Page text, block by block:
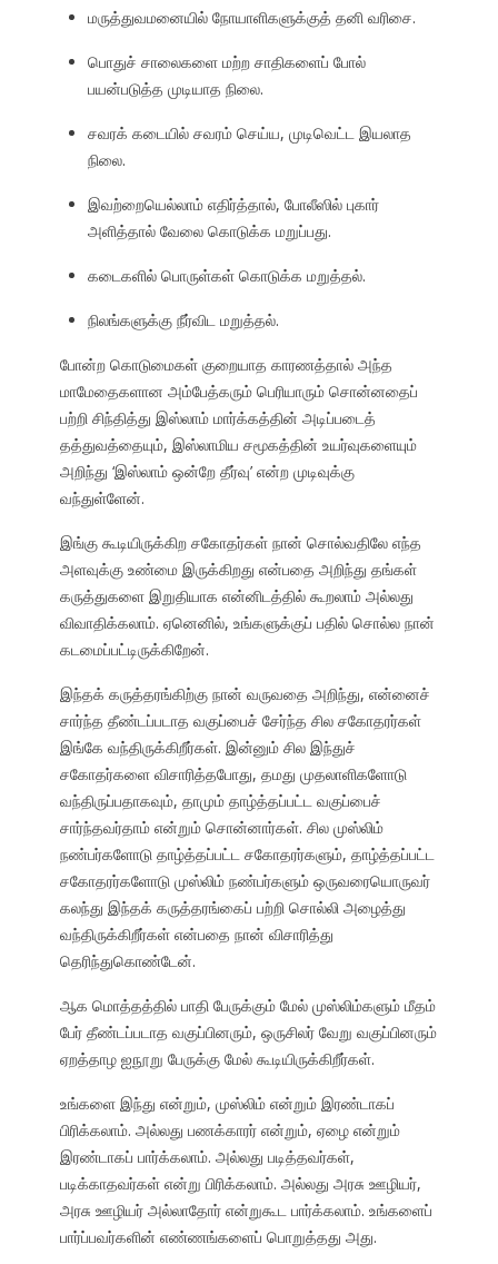
மருத்துவமனையில் நோயாளிகளுக்குத் தனி வரிசை.
பொதுச் சாலைகளை மற்ற சாதிகளைப் போல்
பயன்படுத்த முடியாத நிலை.
சவரக் கடையில் சவரம் செய்ய, முடிவெட்ட இயலாத
நிலை.
இவற்றையெல்லாம் எதிர்த்தால், போலீஸில் புகார்
அளித்தால் வேலை கொடுக்க மறுப்பது.
கடைகளில் பொருள்கள் கொடுக்க மறுத்தல்.
நிலங்களுக்கு நீர்விட மறுத்தல்.
போன்ற கொடுமைகள் குறையாத காரணத்தால் அந்த
மாமேதைகளான அம்பேத்கரும் பெரியாரும் சொன்னதைப்
பற்றி சிந்தித்து இஸ்லாம் மார்க்கத்தின் அடிப்படைத்
தத்துவத்தையும், இஸ்லாமிய சமூகத்தின் உயர்வுகளையும்
அறிந்து ‘இஸ்லாம் ஒன்றே தீர்வு’ என்ற முடிவுக்கு
வந்துள்ளேன்.
இங்கு கூடியிருக்கிற சகோதர்கள் நான் சொல்வதிலே எந்த
அளவுக்கு உண்மை இருக்கிறது என்பதை அறிந்து தங்கள்
கருத்துகளை இறுதியாக என்னிடத்தில் கூறலாம் அல்லது
விவாதிக்கலாம். ஏனெனில், உங்களுக்குப் பதில் சொல்ல நான்
கடமைப்பட்டிருக்கிறேன்.
இந்தக் கருத்தரங்கிற்கு நான் வருவதை அறிந்து, என்னைச்
சார்ந்த தீண்டப்படாத வகுப்பைச் சேர்ந்த சில சகோதரர்கள்
இங்கே வந்திருக்கிறீர்கள். இன்னும் சில இந்துச்
சகோதர்களை விசாரித்தபோது, தமது முதலாளிகளோடு
வந்திருப்பதாகவும், தாமும் தாழ்த்தப்பட்ட வகுப்பைச்
சார்ந்தவர்தாம் என்றும் சொன்னார்கள். சில முஸ்லிம்
நண்பர்களோடு தாழ்த்தப்பட்ட சகோதரர்களும், தாழ்த்தப்பட்ட
சகோதரர்களோடு முஸ்லிம் நண்பர்களும் ஒருவரையொருவர்
கலந்து இந்தக் கருத்தரங்கைப் பற்றி சொல்லி அழைத்து
வந்திருக்கிறீர்கள் என்பதை நான் விசாரித்து
தெரிந்துகொண்டேன்.
ஆக மொத்தத்தில் பாதி பேருக்கும் மேல் முஸ்லிம்களும் மீதம்
பேர் தீண்டப்படாத வகுப்பினரும், ஒருசிலர் வேறு வகுப்பினரும்
ஏறத்தாழ ஐநூறு பேருக்கு மேல் கூடியிருக்கிறீர்கள்.
உங்களை இந்து என்றும், முஸ்லிம் என்றும் இரண்டாகப்
பிரிக்கலாம். அல்லது பணக்காரர் என்றும், ஏழை என்றும்
இரண்டாகப் பார்க்கலாம். அல்லது படித்தவர்கள்,
படிக்காதவர்கள் என்று பிரிக்கலாம். அல்லது அரசு ஊழியர்,
அரசு ஊழியர் அல்லாதோர் என்றுகூட பார்க்கலாம். உங்களைப்
பார்ப்பவர்களின் எண்ணங்களைப் பொறுத்தது அது.